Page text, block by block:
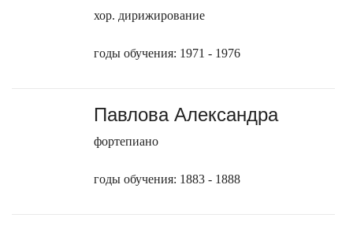
хор. дирижирование
годы обучения: 1971 - 1976
Павлова Александра
фортепиано
годы обучения: 1883 - 1888